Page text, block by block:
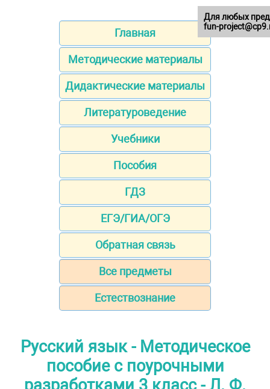
Главная
Методические материалы
Дидактические материалы
Литературоведение
Учебники
Пособия
ГДЗ
ЕГЭ/ГИА/ОГЭ
Обратная связь
Все предметы
Естествознание
Русский язык - Методическое
пособие с поурочными
Для любых
fun-